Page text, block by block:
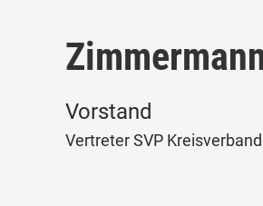
Vorstand
Vertreter SVP